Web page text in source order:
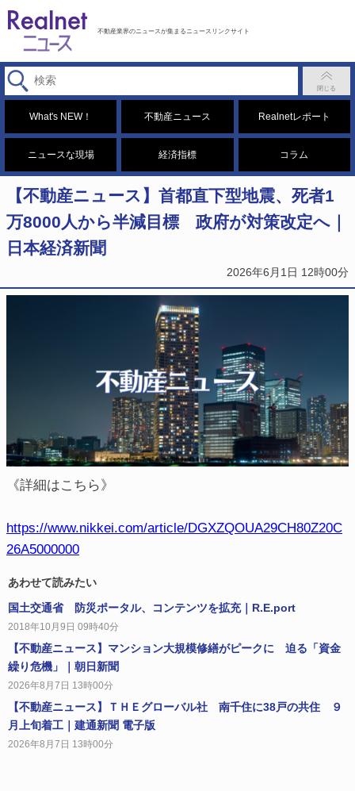
不動産業界のニュースが集まるニュースリンクサイト
What's NEW！ 不動産ニュース Realnetレポート
ニュースな現場 経済指標 コラム
【不動産ニュース】首都直下型地震、死者1
万8000人から半減目標 政府が対策改定へ｜
日本経済新聞
2026年6月1日 12時00分
《詳細はこちら》
https://www.nikkei.com/article/DGXZQOUA29CH80Z20C
26A5000000
あわせて読みたい
国土交通省 防災ポータル、コンテンツを拡充｜R.E.port
2018年10月9日 09時40分
【不動産ニュース】マンション大規模修繕がピークに 迫る「資金
繰り危機」｜朝日新聞
2026年8月7日 13時00分
【不動産ニュース】ＴＨＥグローバル社 南千住に38戸の共住 ９
月上旬着工｜建通新聞 電子版
2026年8月7日 13時00分